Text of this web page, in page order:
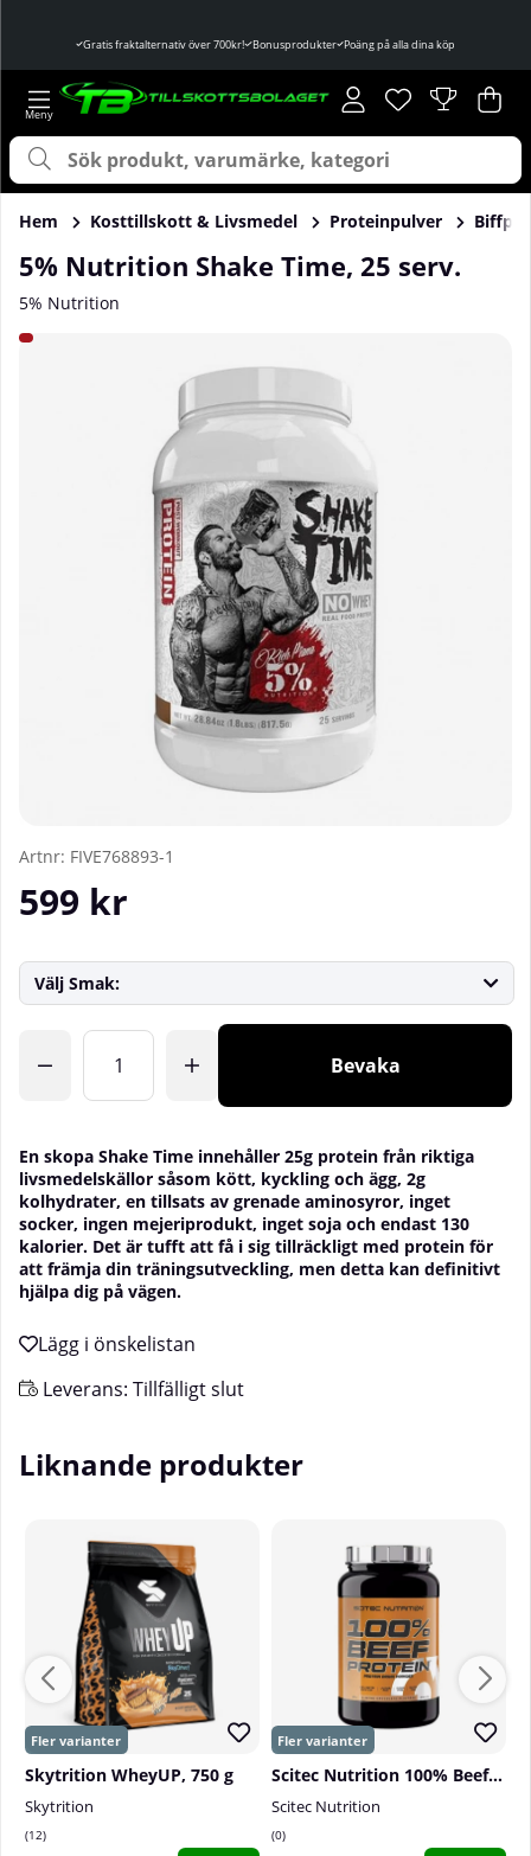
Gratis fraktalternativ över 700kr! Bonusprodukter Poäng på alla dina köp
Önskelista
Antal i
. .
Hem Kosttillskott & Livsmedel Proteinpulver
5% Nutrition Shake Time, 25 serv.
5% Nutrition
Produktbilder 5% Nutrition Shake Time, 25 serv.
Artnr: FIVE768893-1
599 kr
Välj Smak:
Bevaka
En skopa Shake Time innehåller 25g protein från riktiga
livsmedelskällor såsom kött, kyckling och ägg, 2g
kolhydrater, en tillsats av grenade aminosyror, inget
socker, ingen mejeriprodukt, inget soja och endast 130
kalorier. Det är tufft att få i sig tillräckligt med protein för
att främja din träningsutveckling, men detta kan definitivt
hjälpa dig på vägen.
Leverans: Tillfälligt slut
Liknande produkter
Skytrition WheyUP, 750 g
Skytrition
12
Scitec Nutrition 100% Beef Protein, 900 g
Scitec Nutrition
0